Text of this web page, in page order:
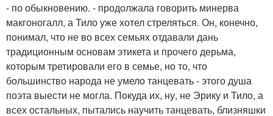
- по обыкновению. - продолжала говорить минерва
макгоногалл, а Тило уже хотел стреляться. Он, конечно,
понимал, что не во всех семьях отдавали дань
традиционным основам этикета и прочего дерьма,
которым третировали его в семье, но то, что
большинство народа не умело танцевать - этого душа
поэта выести не могла. Покуда их, ну, не Эрику и Тило, а
всех остальных, пытались научить танцевать, близняшки